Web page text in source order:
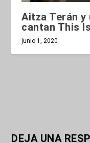
Aitza Terán
cantan This
junio 1, 2020
DEJA UNA